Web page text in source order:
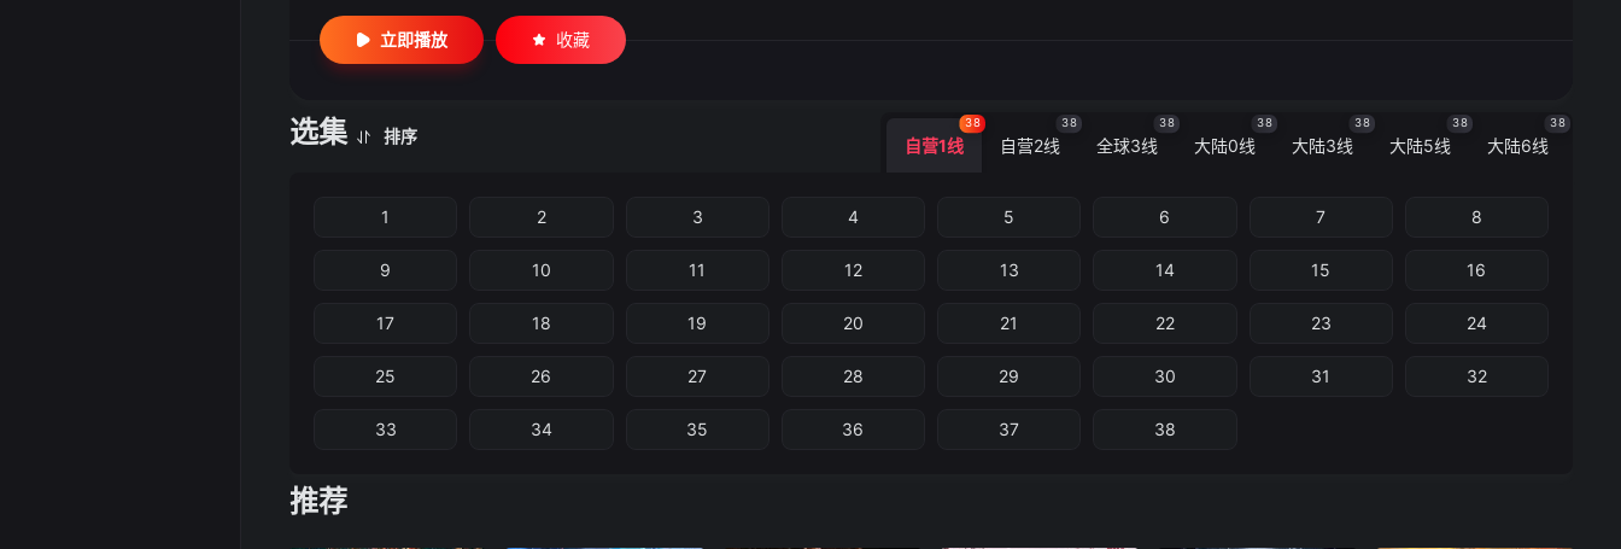
立即播放 收藏
选集 排序 自营1线
38
自营2线
38
全球3线
38
大陆0线
38
大陆3线
38
大陆5线
38
大陆6线
38
1 2 3 4 5 6 7 8
9 10 11 12 13 14 15 16
17 18 19 20 21 22 23 24
25 26 27 28 29 30 31 32
33 34 35 36 37 38
推荐